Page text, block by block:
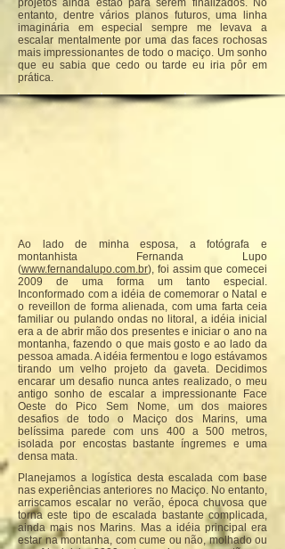
projetos ainda estão para serem finalizados. No
entanto, dentre vários planos futuros, uma linha
imaginária em especial sempre me levava a
escalar mentalmente por uma das faces rochosas
mais impressionantes de todo o maciço. Um sonho
que eu sabia que cedo ou tarde eu iria pôr em
prática.
Ao lado de minha esposa, a fotógrafa e
montanhista Fernanda Lupo
(www.fernandalupo.com.br), foi assim que comecei
2009 de uma forma um tanto especial.
Inconformado com a idéia de comemorar o Natal e
o reveillon de forma alienada, com uma farta ceia
familiar ou pulando ondas no litoral, a idéia inicial
era a de abrir mão dos presentes e iniciar o ano na
montanha, fazendo o que mais gosto e ao lado da
pessoa amada. A idéia fermentou e logo estávamos
tirando um velho projeto da gaveta. Decidimos
encarar um desafio nunca antes realizado, o meu
antigo sonho de escalar a impressionante Face
Oeste do Pico Sem Nome, um dos maiores
desafios de todo o Maciço dos Marins, uma
belíssima parede com uns 400 a 500 metros,
isolada por encostas bastante íngremes e uma
densa mata.
Planejamos a logística desta escalada com base
nas experiências anteriores no Maciço. No entanto,
arriscamos escalar no verão, época chuvosa que
torna este tipo de escalada bastante complicada,
ainda mais nos Marins. Mas a idéia principal era
estar na montanha, com cume ou não, molhado ou